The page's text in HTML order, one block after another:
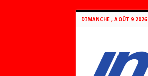
DIMANCHE , AOÛT 9 2026